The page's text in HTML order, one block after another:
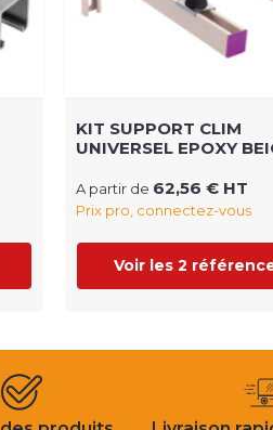
KIT SUPPORT CLIM
UNIVERSEL EPOXY
A partir de 62,56 € HT
Prix pro, connectez-vous
Voir les 2